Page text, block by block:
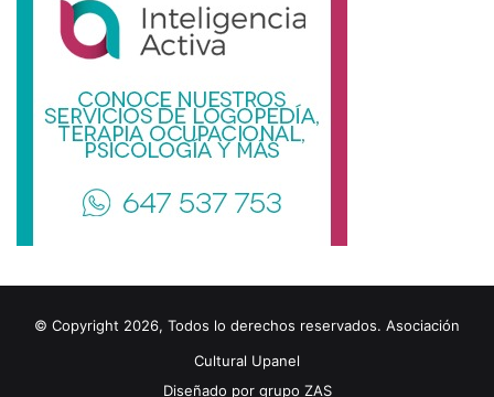
© Copyright 2026, Todos lo derechos reservados. Asociación
Cultural Upanel
Diseñado por grupo ZAS